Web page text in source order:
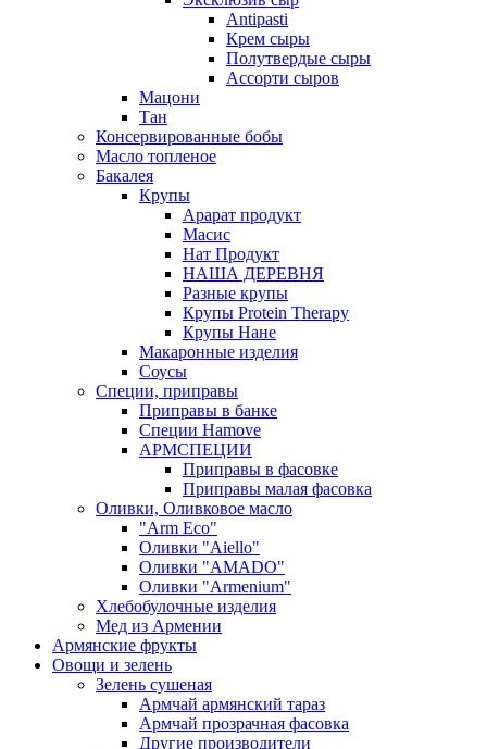
Antipasti
Крем сыры
Полутвердые сыры
Ассорти сыров
Мацони
Тан
Консервированные бобы
Масло топленое
Бакалея
Крупы
Арарат продукт
Масис
Нат Продукт
НАША ДЕРЕВНЯ
Разные крупы
Крупы Protein Therapy
Крупы Нане
Макаронные изделия
Соусы
Специи, приправы
Приправы в банке
Специи Hamove
АРМСПЕЦИИ
Приправы в фасовке
Приправы малая фасовка
Оливки, Оливковое масло
"Arm Eco"
Оливки "Aiello"
Оливки "AMADO"
Оливки "Armenium"
Хлебобулочные изделия
Мед из Армении
Армянские фрукты
Овощи и зелень
Зелень сушеная
Армчай армянский тараз
Армчай прозрачная фасовка
Другие производители